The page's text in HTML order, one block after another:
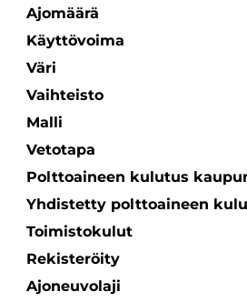
Ajomäärä
Käyttövoima
Väri
Vaihteisto
Malli
Vetotapa
Polttoaineen kulutus
Yhdistetty polttoaineen
Toimistokulut
Rekisteröity
Ajoneuvolaji